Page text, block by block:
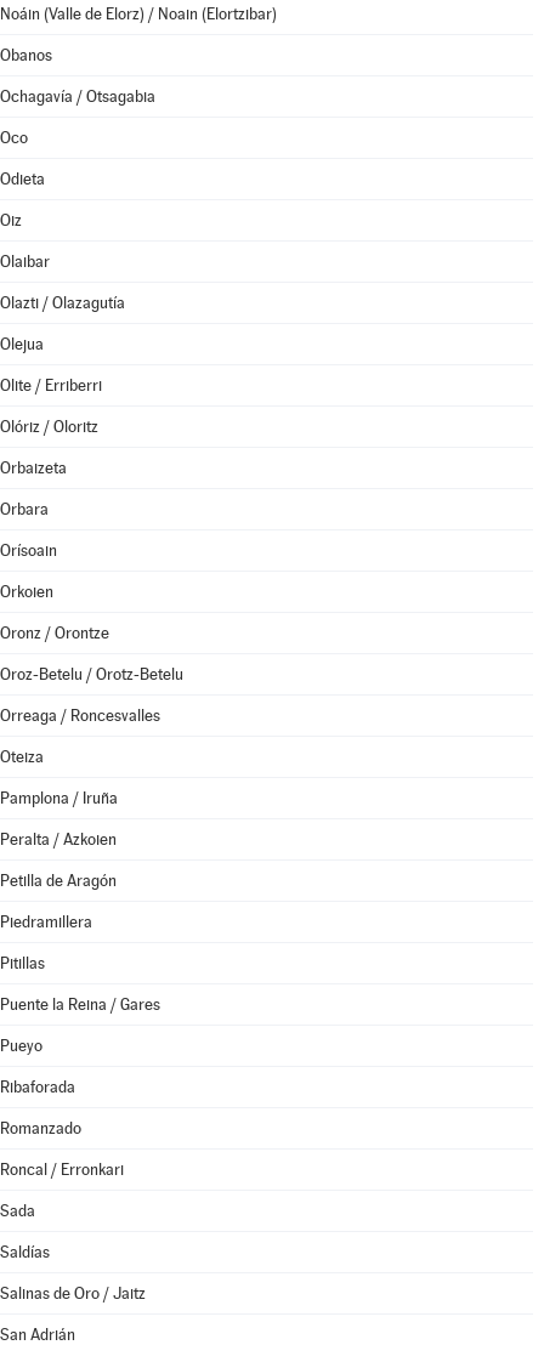
Noáin (Valle de Elorz) / Noain (Elortzibar)
Obanos
Ochagavía / Otsagabia
Oco
Odieta
Oiz
Olaibar
Olazti / Olazagutía
Olejua
Olite / Erriberri
Olóriz / Oloritz
Orbaizeta
Orbara
Orísoain
Orkoien
Oronz / Orontze
Oroz-Betelu / Orotz-Betelu
Orreaga / Roncesvalles
Oteiza
Pamplona / Iruña
Peralta / Azkoien
Petilla de Aragón
Piedramillera
Pitillas
Puente la Reina / Gares
Pueyo
Ribaforada
Romanzado
Roncal / Erronkari
Sada
Saldías
Salinas de Oro / Jaitz
San Adrián